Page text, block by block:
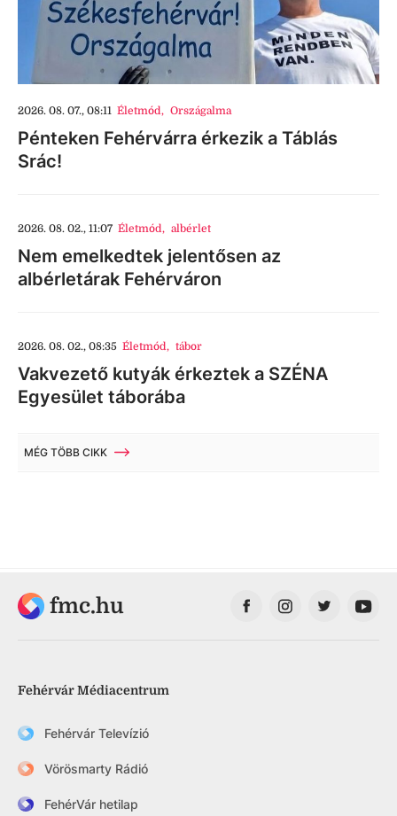
2026. 08. 07., 08:11 Életmód, Országalma
Pénteken Fehérvárra érkezik a Táblás
Srác!
2026. 08. 02., 11:07 Életmód, albérlet
Nem emelkedtek jelentősen az
albérletárak Fehérváron
2026. 08. 02., 08:35 Életmód, tábor
Vakvezető kutyák érkeztek a SZÉNA
Egyesület táborába
MÉG TÖBB CIKK
fmc.hu
Fehérvár Médiacentrum
Fehérvár Televízió
Vörösmarty Rádió
FehérVár hetilap